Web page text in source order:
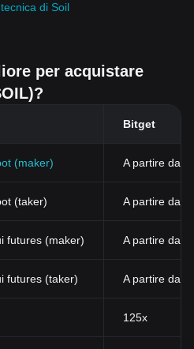
di Soil
per acquistare
Bitget
(maker) A partire dallo
(taker) A partire
futures (maker) A partire dallo
futures (taker) A partire
125x